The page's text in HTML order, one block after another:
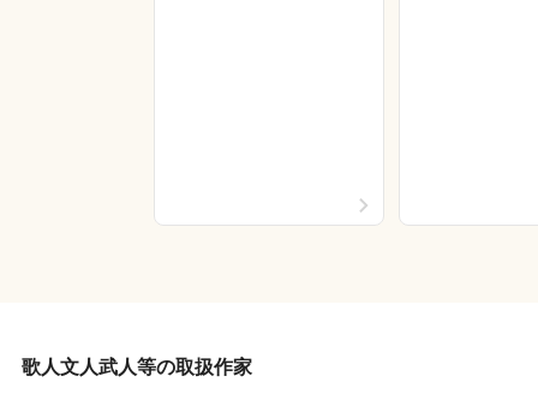
歌人文人武人等の取扱作家